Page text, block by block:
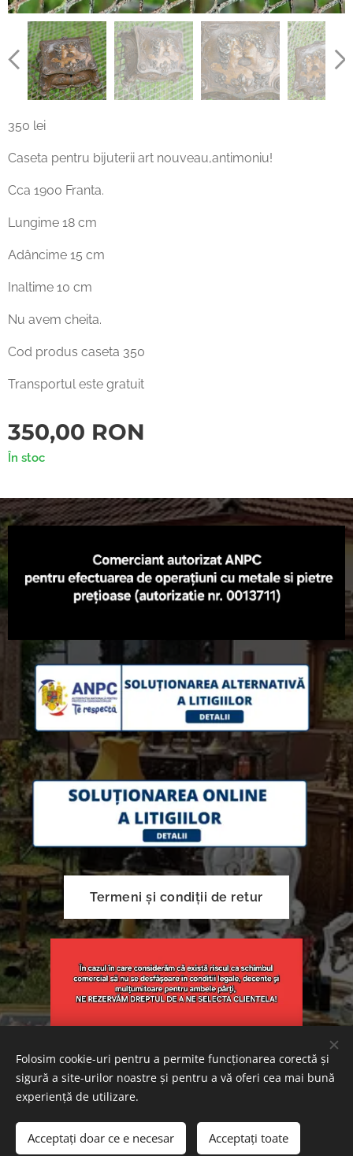
350 lei
Caseta pentru bijuterii art nouveau,antimoniu!
Cca 1900 Franta.
Lungime 18 cm
Adâncime 15 cm
Inaltime 10 cm
Nu avem cheita.
Cod produs caseta 350
Transportul este gratuit
350,00 RON
În stoc
Adăugați în coș
Termeni și condiții de retur
Creat cuWebnode Cookie-uri
Folosim cookie-uri pentru a permite funcționarea corectă și
sigură a site-urilor noastre și pentru a vă oferi cea mai bună
experiență de utilizare.
Acceptați doar ce e necesar Acceptați toate